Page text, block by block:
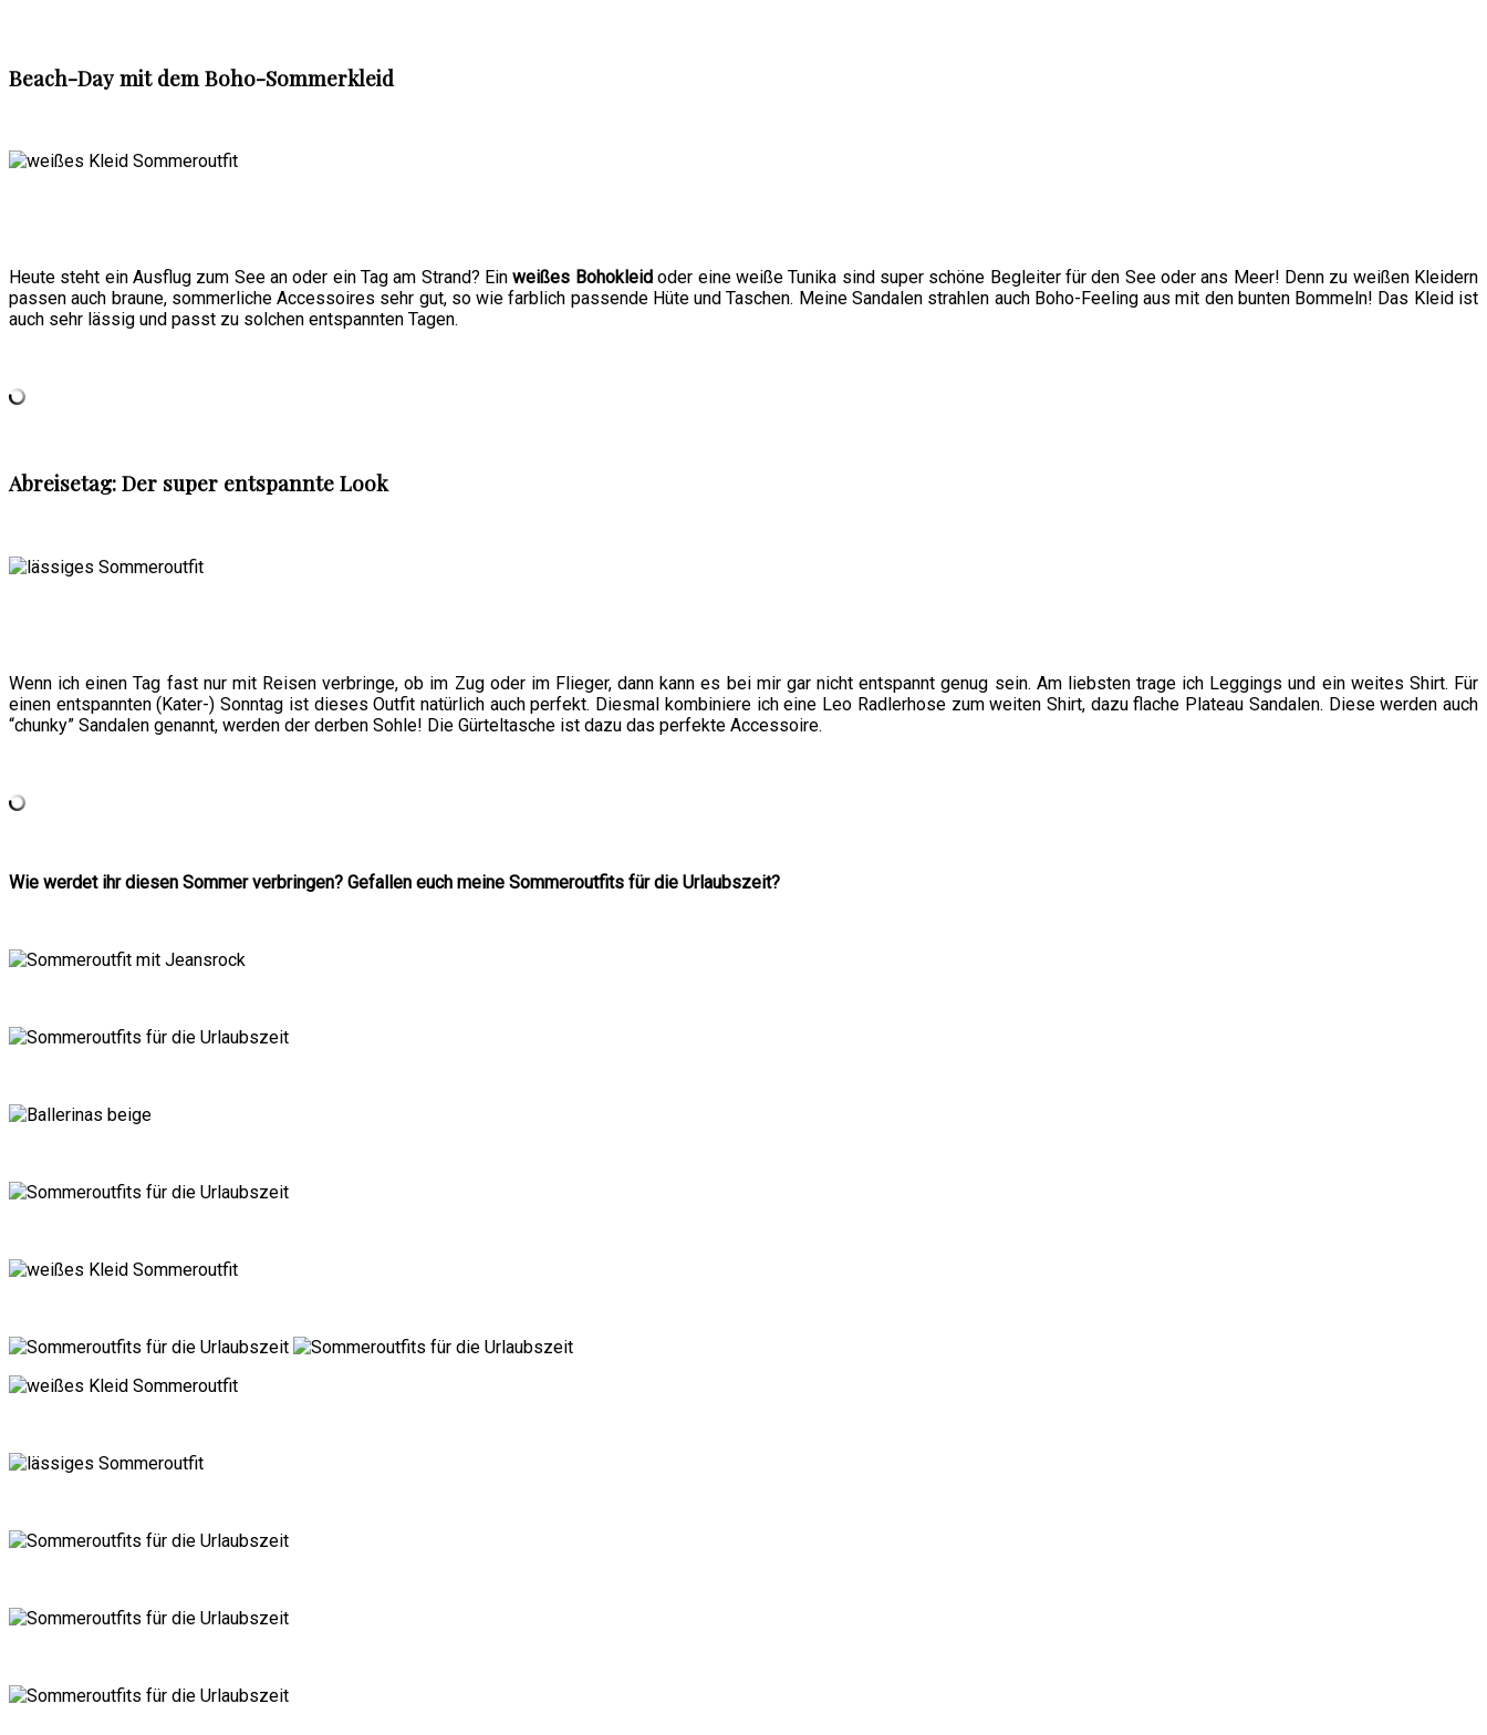
Beach-Day mit dem Boho-Sommerkleid
Heute steht ein Ausflug zum See an oder ein Tag am Strand? Einweißes Bohokleidoder eine weiße Tunika sind super schöne Begleiter für den See oder ans Meer! Denn zu weißen Kleidern
passen auch braune, sommerliche Accessoires sehr gut, so wie farblich passende Hüte und Taschen. Meine Sandalen strahlen auch Boho-Feeling aus mit den bunten Bommeln! Das Kleid ist
auch sehr lässig und passt zu solchen entspannten Tagen.
Abreisetag: Der super entspannte Look
Wenn ich einen Tag fast nur mit Reisen verbringe, ob im Zug oder im Flieger, dann kann es bei mir gar nicht entspannt genug sein. Am liebsten trage ich Leggings und ein weites Shirt. Für
einen entspannten (Kater-) Sonntag ist dieses Outfit natürlich auch perfekt. Diesmal kombiniere ich eine Leo Radlerhose zum weiten Shirt, dazu flache Plateau Sandalen. Diese werden auch
“chunky” Sandalen genannt, werden der derben Sohle! Die Gürteltasche ist dazu das perfekte Accessoire.
Wie werdet ihr diesen Sommer verbringen? Gefallen euch meine Sommeroutfits für die Urlaubszeit?